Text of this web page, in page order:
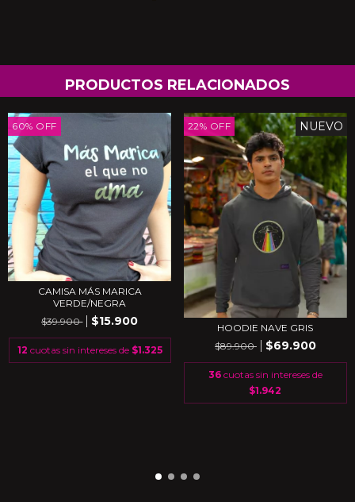
PRODUCTOS RELACIONADOS
60% OFF
CAMISA MÁS MARICA
VERDE/NEGRA
$39.900
$15.900
12 cuotas sin intereses de $1.325
22% OFF NUEVO
HOODIE NAVE GRIS
$89.900
$69.900
36 cuotas sin intereses de
$1.942